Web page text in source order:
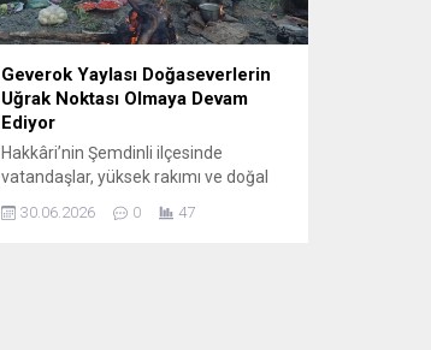
Geverok Yaylası Doğaseverlerin
Uğrak Noktası Olmaya Devam
Ediyor
Hakkâri’nin Şemdinli ilçesinde
vatandaşlar, yüksek rakımı ve doğal
güzellikleriyle öne çıkan Geverok
Yaylası’nda doğayla iç içe unutulmaz
30.06.2026 0 47